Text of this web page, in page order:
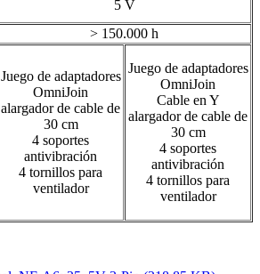
5 V
> 150.000 h
Juego de adaptadores
OmniJoin
alargador de cable de
30 cm
4 soportes
antivibración
4 tornillos para
ventilador
Juego de adaptadores
OmniJoin
Cable en Y
alargador de cable de
30 cm
4 soportes
antivibración
4 tornillos para
ventilador